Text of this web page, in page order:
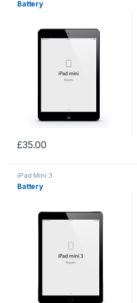
Battery
£35.00
iPad Mini 3
Battery